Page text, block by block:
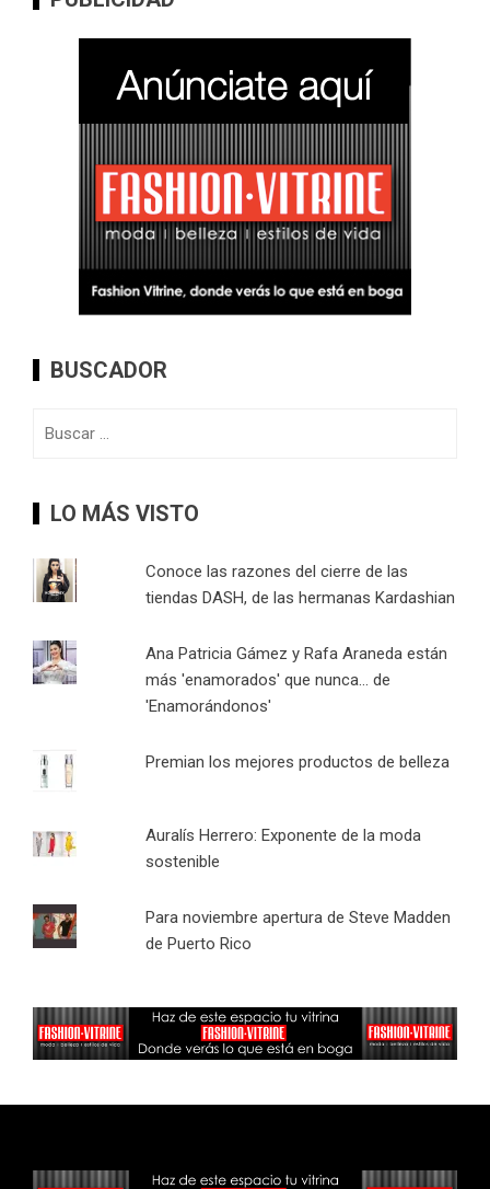
BUSCADOR
LO MÁS VISTO
Conoce las razones del cierre de las
tiendas DASH, de las hermanas Kardashian
Ana Patricia Gámez y Rafa Araneda están
más 'enamorados' que nunca... de
'Enamorándonos'
Premian los mejores productos de belleza
Auralís Herrero: Exponente de la moda
sostenible
Para noviembre apertura de Steve Madden
de Puerto Rico